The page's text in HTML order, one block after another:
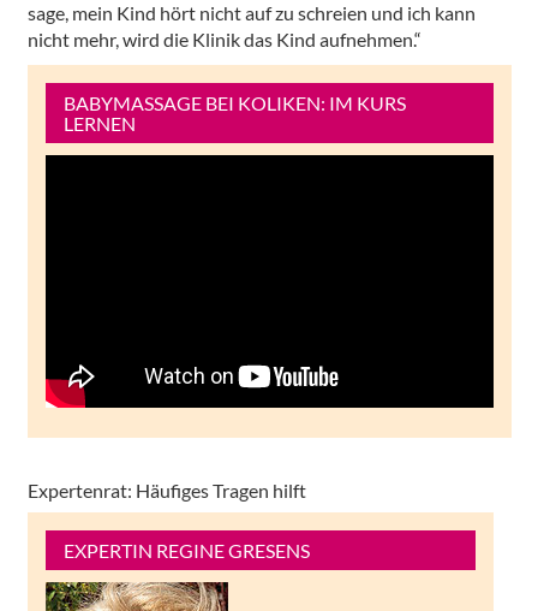
sage, mein Kind hört nicht auf zu schreien und ich kann
nicht mehr, wird die Klinik das Kind aufnehmen.“
BABYMASSAGE BEI KOLIKEN: IM KURS
LERNEN
Expertenrat: Häufiges Tragen hilft
EXPERTIN REGINE GRESENS